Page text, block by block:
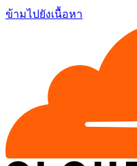
ข้ามไปยังเนื้อหา